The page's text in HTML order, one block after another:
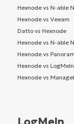
Hexnode vs N-able
Hexnode vs Veeam
Datto vs Hexnode
Hexnode vs N-able
Hexnode vs
Hexnode vs LogMeIn
Hexnode vs